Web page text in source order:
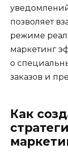
позволяет
режиме
маркетинг
о
заказов и
Как